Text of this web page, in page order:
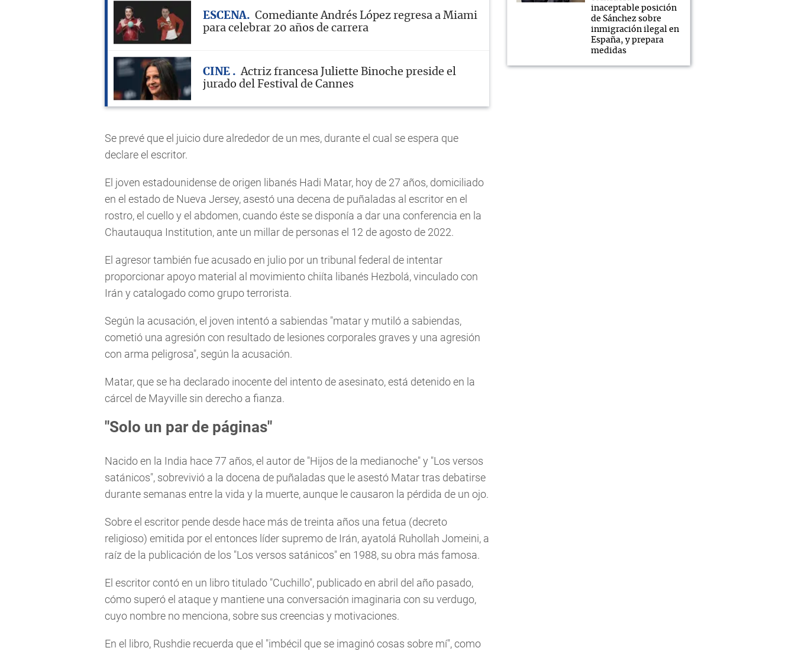
ESCENA
Comediante Andrés López regresa a Miami
para celebrar 20 años de carrera
CINE
Actriz francesa Juliette Binoche preside el
jurado del Festival de Cannes
Se prevé que el juicio dure alrededor de un mes, durante el cual se espera que
declare el escritor.
El joven estadounidense de origen libanés Hadi Matar, hoy de 27 años, domiciliado
en el estado de Nueva Jersey, asestó una decena de puñaladas al escritor en el
rostro, el cuello y el abdomen, cuando éste se disponía a dar una conferencia en la
Chautauqua Institution, ante un millar de personas el 12 de agosto de 2022.
El agresor también fue acusado en julio por un tribunal federal de intentar
proporcionar apoyo material al movimiento chiíta libanés Hezbolá, vinculado con
Irán y catalogado como grupo terrorista.
Según la acusación, el joven intentó a sabiendas "matar y mutiló a sabiendas,
cometió una agresión con resultado de lesiones corporales graves y una agresión
con arma peligrosa", según la acusación.
Matar, que se ha declarado inocente del intento de asesinato, está detenido en la
cárcel de Mayville sin derecho a fianza.
"Solo un par de páginas"
Nacido en la India hace 77 años, el autor de "Hijos de la medianoche" y "Los versos
satánicos", sobrevivió a la docena de puñaladas que le asestó Matar tras debatirse
durante semanas entre la vida y la muerte, aunque le causaron la pérdida de un ojo.
Sobre el escritor pende desde hace más de treinta años una fetua (decreto
religioso) emitida por el entonces líder supremo de Irán, ayatolá Ruhollah Jomeini, a
raíz de la publicación de los "Los versos satánicos" en 1988, su obra más famosa.
El escritor contó en un libro titulado "Cuchillo", publicado en abril del año pasado,
cómo superó el ataque y mantiene una conversación imaginaria con su verdugo,
cuyo nombre no menciona, sobre sus creencias y motivaciones.
En el libro, Rushdie recuerda que el "imbécil que se imaginó cosas sobre mí", como
inaceptable posición
de Sánchez sobre
inmigración ilegal en
España, y prepara
medidas